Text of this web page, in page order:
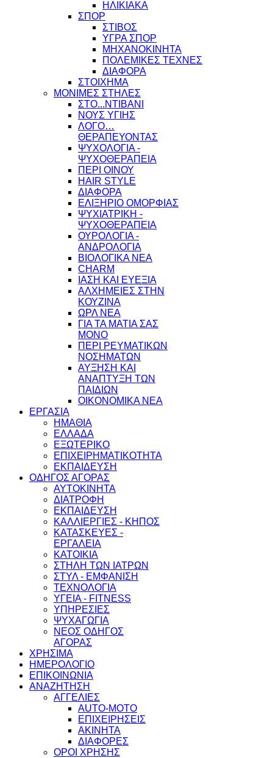
ΗΛΙΚΙΑΚΑ
ΣΠΟΡ
ΣΤΙΒΟΣ
ΥΓΡΑ ΣΠΟΡ
ΜΗΧΑΝΟΚΙΝΗΤΑ
ΠΟΛΕΜΙΚΕΣ ΤΕΧΝΕΣ
ΔΙΑΦΟΡΑ
ΣΤΟΙΧΗΜΑ
ΜΟΝΙΜΕΣ ΣΤΗΛΕΣ
ΣΤΟ...ΝΤΙΒΑΝΙ
ΝΟΥΣ ΥΓΙΗΣ
ΛΟΓΟ…
ΘΕΡΑΠΕΥΟΝΤΑΣ
ΨΥΧΟΛΟΓΙΑ -
ΨΥΧΟΘΕΡΑΠΕΙΑ
ΠΕΡΙ ΟΙΝΟΥ
HAIR STYLE
ΔΙΑΦΟΡΑ
ΕΛΙΞΗΡΙΟ ΟΜΟΡΦΙΑΣ
ΨΥΧΙΑΤΡΙΚΗ -
ΨΥΧΟΘΕΡΑΠΕΙΑ
ΟΥΡΟΛΟΓΙΑ -
ΑΝΔΡΟΛΟΓΙΑ
ΒΙΟΛΟΓΙΚΑ ΝΕΑ
CHARM
ΙΑΣΗ ΚΑΙ ΕΥΕΞΙΑ
ΑΛΧΗΜΕΙΕΣ ΣΤΗΝ
ΚΟΥΖΙΝΑ
ΩΡΛ ΝEA
ΓΙΑ ΤΑ ΜΑΤΙΑ ΣΑΣ
ΜΟΝΟ
ΠΕΡΙ ΡΕΥΜΑΤΙΚΩΝ
ΝΟΣΗΜΑΤΩΝ
ΑΥΞΗΣΗ ΚΑΙ
ΑΝΑΠΤΥΞΗ ΤΩΝ
ΠΑΙΔΙΩΝ
ΟΙΚΟΝΟΜΙΚΑ ΝΕΑ
ΕΡΓΑΣΙΑ
ΗΜΑΘΙΑ
ΕΛΛΑΔΑ
ΕΞΩΤΕΡΙΚΟ
ΕΠΙΧΕΙΡΗΜΑΤΙΚΟΤΗΤΑ
ΕΚΠΑΙΔΕΥΣΗ
ΟΔΗΓΟΣ ΑΓΟΡΑΣ
ΑΥΤΟΚΙΝΗΤΑ
ΔΙΑΤΡΟΦΗ
ΕΚΠΑΙΔΕΥΣΗ
ΚΑΛΛΙΕΡΓΙΕΣ - ΚΗΠΟΣ
ΚΑΤΑΣΚΕΥΕΣ -
ΕΡΓΑΛΕΙΑ
ΚΑΤΟΙΚΙΑ
ΣΤΗΛΗ ΤΩΝ ΙΑΤΡΩΝ
ΣΤΥΛ - ΕΜΦΑΝΙΣΗ
ΤΕΧΝΟΛΟΓΙΑ
ΥΓΕΙΑ - FITNESS
ΥΠΗΡΕΣΙΕΣ
ΨΥΧΑΓΩΓΙΑ
ΝΕΟΣ ΟΔΗΓΟΣ
ΑΓΟΡΑΣ
ΧΡΗΣΙΜΑ
ΗΜΕΡΟΛΟΓΙΟ
ΕΠΙΚΟΙΝΩΝΙΑ
ΑΝΑΖΗΤΗΣΗ
ΑΓΓΕΛΙΕΣ
AUTO-MOTO
ΕΠΙΧΕΙΡΗΣΕΙΣ
ΑΚΙΝΗΤΑ
ΔΙΑΦΟΡΕΣ
ΟΡΟΙ ΧΡΗΣΗΣ